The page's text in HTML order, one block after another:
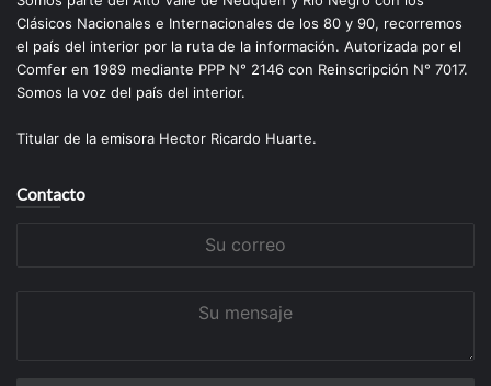
Clásicos Nacionales e Internacionales de los 80 y 90, recorremos
el país del interior por la ruta de la información. Autorizada por el
Comfer en 1989 mediante PPP N° 2146 con Reinscripción N° 7017.
Somos la voz del país del interior.
Titular de la emisora Hector Ricardo Huarte.
Contacto